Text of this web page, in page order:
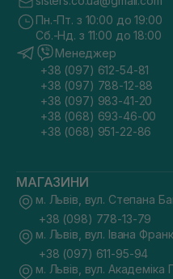
Пн.-Пт. з 10:00 до 19:00
Сб.-Нд. з 11:00 до 18:00
Менеджер
+38 (097) 612-54-81
+38 (097) 788-12-88
+38 (097) 983-41-20
+38 (068) 693-46-00
+38 (068) 951-22-86
МАГАЗИНИ
м. Львів, вул. Степана
+38 (098) 778-13-79
м. Львів, вул. Івана
+38 (097) 611-95-94
м. Львів, вул. Академіка